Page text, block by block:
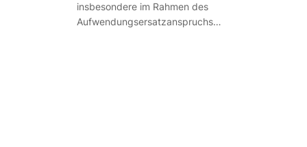
insbesondere im Rahmen des
Aufwendungsersatzanspruchs…